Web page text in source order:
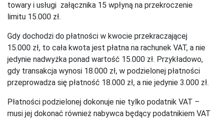
towary i usługi załącznika 15 wpłyną na przekroczenie
limitu 15.000 zł.
Gdy dochodzi do płatności w kwocie przekraczającej
15.000 zł, to cała kwota jest płatna na rachunek VAT, a nie
jedynie nadwyżka ponad wartość 15.000 zł. Przykładowo,
gdy transakcja wynosi 18.000 zł, w podzielonej płatności
przeprowadza się płatność 18.000 zł, a nie jedynie 3.000 zł.
Płatności podzielonej dokonuje nie tylko podatnik VAT –
musi jej dokonać również nabywca będący podatnikiem VAT